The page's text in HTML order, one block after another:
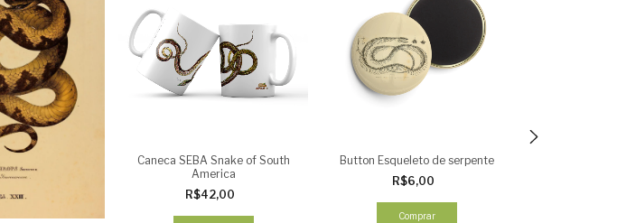
Caneca SEBA Snake of South
America
R$42,00
Button Esqueleto de serpente
R$6,00
Comprar